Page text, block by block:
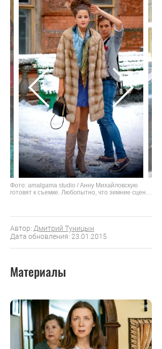
Фото: amalgama studio / Анну Михайловскую
готовят к съемке. Любопытно, что зимние сцены
Автор: Дмитрий Туницын
Дата обновления: 23.01.2015
Материалы